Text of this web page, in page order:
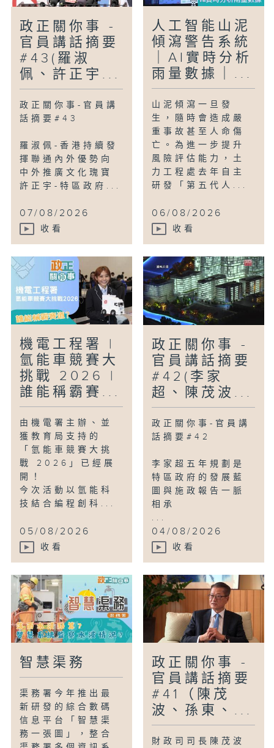
政正關你事 -
官員講話摘要
#43(羅淑
佩、許正宇...
政正關你事-官員講
話摘要#43
羅淑佩-香港持續發
揮聯通內外優勢向
中外推廣文化瑰寶
許正宇-特區政府...
07/08/2026
收看
人工智能山泥
傾瀉警告系統
｜AI實時分析
雨量數據｜...
山泥傾瀉一旦發
生，隨時會造成嚴
重事故甚至人命傷
亡。為進一步提升
風險評估能力，土
力工程處去年自主
研發「第五代人...
06/08/2026
收看
機電工程署 |
氫能車競賽大
挑戰 2026 |
誰能稱霸賽...
由機電署主辦、並
獲教育局支持的
「氫能車競賽大挑
戰 2026」已經展
開！
今次活動以氫能科
技結合編程創科...
05/08/2026
收看
政正關你事 -
官員講話摘要
#42(李家
超、陳茂波...
政正關你事-官員講
話摘要#42
李家超五年規劃是
特區政府的發展藍
圖與施政報告一脈
相承
...
04/08/2026
收看
智慧渠務
渠務署今年推出最
新研發的綜合數碼
信息平台「智慧渠
務一張圖」，整合
政正關你事 -
官員講話摘要
#41（陳茂
波、孫東、...
財政司司長陳茂波